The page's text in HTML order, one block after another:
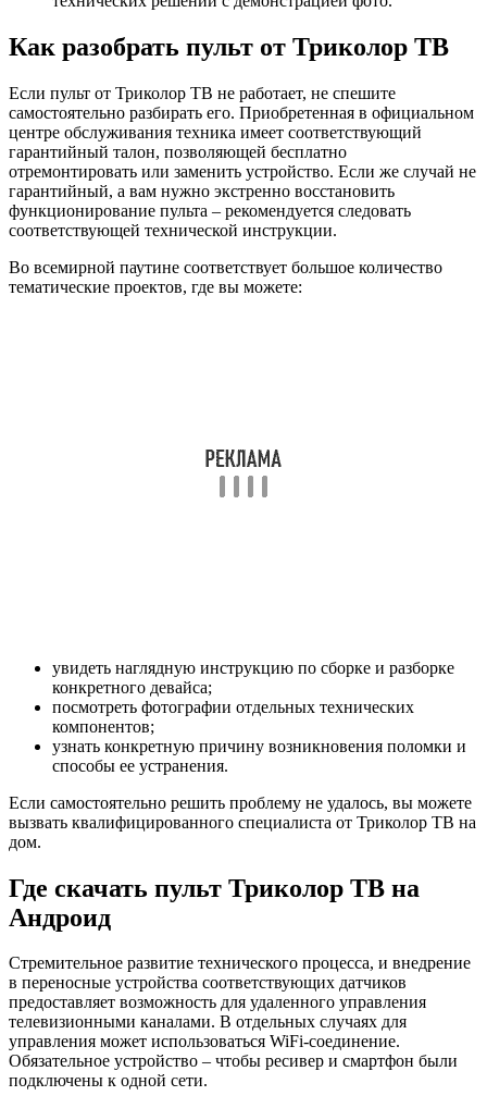
Как разобрать пульт от Триколор ТВ
Если пульт от Триколор ТВ не работает, не спешите
самостоятельно разбирать его. Приобретенная в официальном
центре обслуживания техника имеет соответствующий
гарантийный талон, позволяющей бесплатно
отремонтировать или заменить устройство. Если же случай не
гарантийный, а вам нужно экстренно восстановить
функционирование пульта – рекомендуется следовать
соответствующей технической инструкции.
Во всемирной паутине соответствует большое количество
тематические проектов, где вы можете:
увидеть наглядную инструкцию по сборке и разборке
конкретного девайса;
посмотреть фотографии отдельных технических
компонентов;
узнать конкретную причину возникновения поломки и
способы ее устранения.
Если самостоятельно решить проблему не удалось, вы можете
вызвать квалифицированного специалиста от Триколор ТВ на
дом.
Где скачать пульт Триколор ТВ на
Андроид
Стремительное развитие технического процесса, и внедрение
в переносные устройства соответствующих датчиков
предоставляет возможность для удаленного управления
телевизионными каналами. В отдельных случаях для
управления может использоваться WiFi-соединение.
Обязательное устройство – чтобы ресивер и смартфон были
подключены к одной сети.